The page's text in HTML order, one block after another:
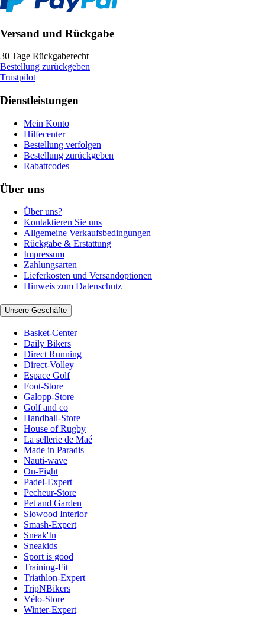
Versand und Rückgabe
30 Tage Rückgaberecht
Bestellung zurückgeben
Trustpilot
Dienstleistungen
Mein Konto
Hilfecenter
Bestellung verfolgen
Bestellung zurückgeben
Rabattcodes
Über uns
Über uns?
Kontaktieren Sie uns
Allgemeine Verkaufsbedingungen
Rückgabe & Erstattung
Impressum
Zahlungsarten
Lieferkosten und Versandoptionen
Hinweis zum Datenschutz
Unsere Geschäfte
Basket-Center
Daily Bikers
Direct Running
Direct-Volley
Espace Golf
Foot-Store
Galopp-Store
Golf and co
Handball-Store
House of Rugby
La sellerie de Maé
Made in Paradis
Nauti-wave
On-Fight
Padel-Expert
Pecheur-Store
Pet and Garden
Slowood Interior
Smash-Expert
Sneak'In
Sneakids
Sport is good
Training-Fit
Triathlon-Expert
TripNBikers
Vélo-Store
Winter-Expert